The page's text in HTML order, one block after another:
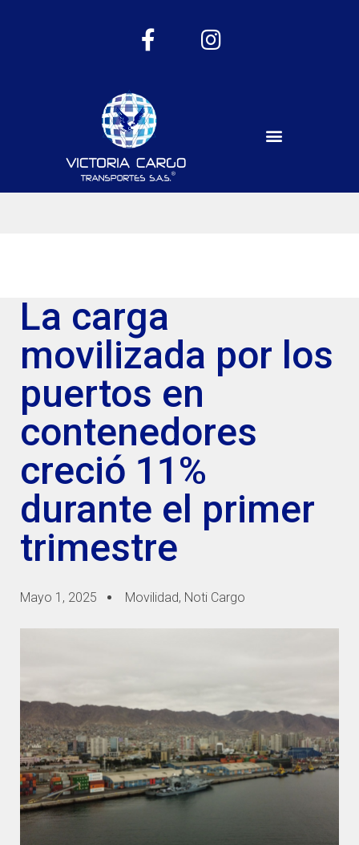
La carga
movilizada por los
puertos en
contenedores
creció 11%
durante el primer
trimestre
Mayo 1, 2025 Movilidad, Noti Cargo